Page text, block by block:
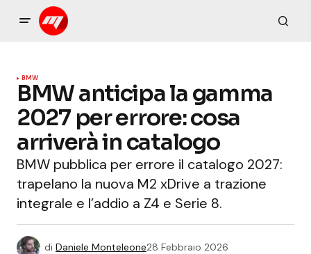
BMW
BMW anticipa la gamma
2027 per errore: cosa
arriverà in catalogo
BMW pubblica per errore il catalogo 2027:
trapelano la nuova M2 xDrive a trazione
integrale e l’addio a Z4 e Serie 8.
di Daniele Monteleone28 Febbraio 2026